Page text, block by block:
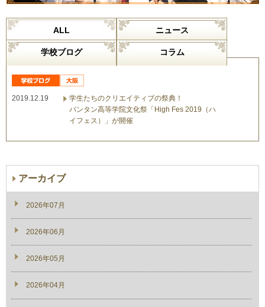
ALL ニュース
学校ブログ コラム
2019.12.19
学生たちのクリエイティブの祭典！
バンタン高等学院文化祭「High Fes 2019（ハ
イフェス）」が開催
アーカイブ
2026年07月
2026年06月
2026年05月
2026年04月